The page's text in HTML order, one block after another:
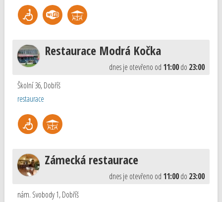
Restaurace Modrá Kočka
dnes je otevřeno od 11:00do 23:00
Školní 36,Dobříš
restaurace
Zámecká restaurace
dnes je otevřeno od 11:00do 23:00
nám. Svobody 1,Dobříš